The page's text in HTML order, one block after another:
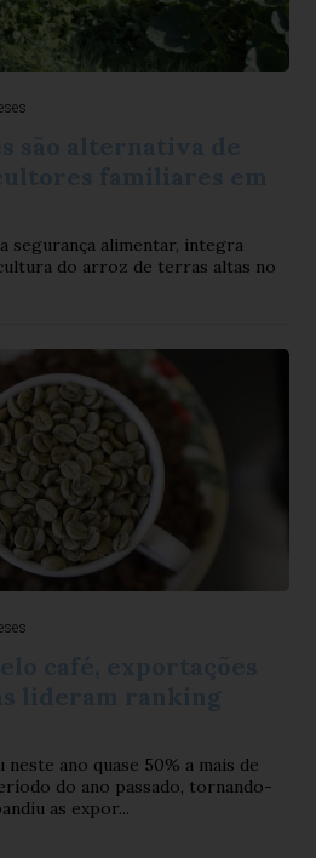
segurança alimentar, integra
do arroz de terras altas no
ano quase 50% a mais de
do ano passado, tornando-
as expor...